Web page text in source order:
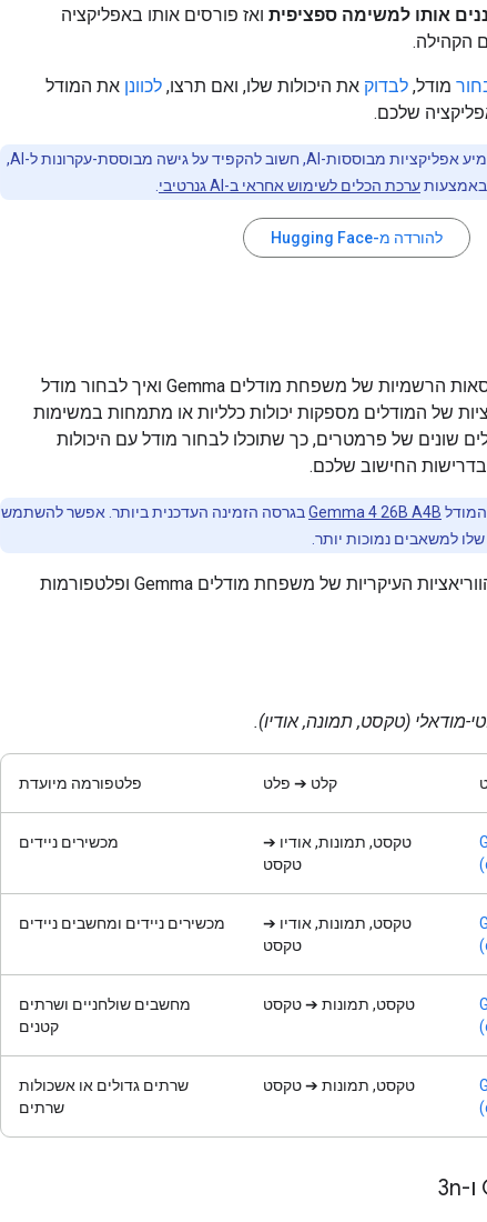
אותו למשימה ספציפית ואז פורסים אותו באפליקציה
הקהילה.
מודל, לבדוק את היכולות שלו, ואם תרצו, לכוונן את המודל
שלכם.
כשמתחילים להטמיע אפליקציות מבוססות-AI, חשוב להקפיד על גישה מבוססת-עקרונות ל-AI,
ערכת הכלים לשימוש אחראי ב-AI גנרטיבי
להורדה מ-Hugging Face
בקטע הזה נסביר על הגרסאות הרשמיות של משפחת מודלים Gemma ואיך לבחור מודל
של המודלים מספקות יכולות כלליות או מתמחות במשימות
שונים של פרמטרים, כך שתוכלו לבחור מודל עם היכולות
החישוב שלכם.
Gemma 4 26B A4Bבגרסה הזמינה העדכנית ביותר. אפשר להשתמש
למשאבים נמוכות יותר.
בטבלה הבאה מפורטים הווריאציות העיקריות של משפחת מודלים Gemma ופלטפורמות
מודאלי (טקסט, תמונה, אודיו).
קלט ➔ פלט פלטפורמה מיועדת
טקסט, תמונות, אודיו ➔
טקסט
מכשירים ניידים
טקסט, תמונות, אודיו ➔
טקסט
מכשירים ניידים ומחשבים ניידים
טקסט, תמונות ➔ טקסט
מחשבים שולחניים ושרתים
קטנים
טקסט, תמונות ➔ טקסט
שרתים גדולים או אשכולות
שרתים